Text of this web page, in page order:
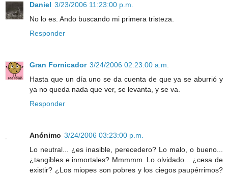
Daniel 3/23/2006 11:23:00 p.m.
No lo es. Ando buscando mi primera tristeza.
Responder
Gran Fornicador 3/24/2006 02:23:00 a.m.
Hasta que un día uno se da cuenta de que ya se aburrió y
ya no queda nada que ver, se levanta, y se va.
Responder
Anónimo 3/24/2006 03:23:00 p.m.
Lo neutral... ¿es inasible, perecedero? Lo malo, o bueno...
¿tangibles e inmortales? Mmmmm. Lo olvidado... ¿cesa de
existir? ¿Los miopes son pobres y los ciegos paupérrimos?